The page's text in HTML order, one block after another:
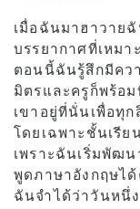
ชั้นเรียนเฉพ
และนักศึกษา
แอปพลิเคชัน
ขั้นตอนการส
นโยบายการคื
แบบฟอร์มใบ
เมื่อฉันมาฮาวาย
บรรยากาศที่เหมา
ตอนนี้ฉันรู้สึกมีคว
มิตรและครูก็พร้อ
เขาอยู่ที่นั่นเพื่อทุ
โดยเฉพาะชั้นเรี
เพราะฉันเริ่มพัฒ
พูดภาษาอังกฤษไ
ฉันจำได้ว่าวันหนึ่